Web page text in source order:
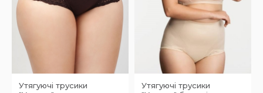
Утягуючі трусики
Утягуючі трусики